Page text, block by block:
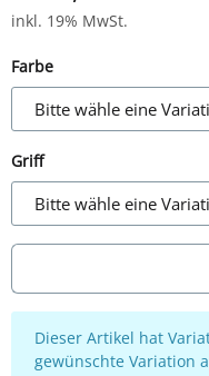
inkl. 19% MwSt.
Farbe
Bitte wähle eine
Griff
Bitte wähle eine
x
Dieser Artikel hat
gewünschte Variation